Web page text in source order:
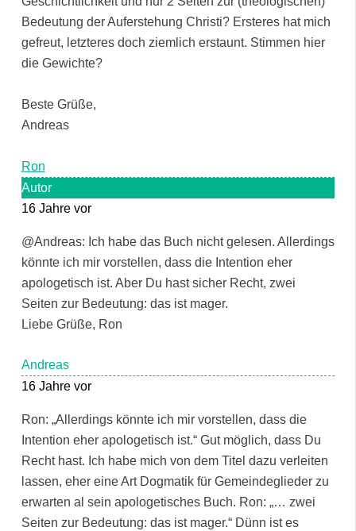
Bedeutung der Auferstehung Christi? Ersteres hat mich
gefreut, letzteres doch ziemlich erstaunt. Stimmen hier
die Gewichte?
Beste Grüße,
Andreas
Ron
Autor
16 Jahre vor
@Andreas: Ich habe das Buch nicht gelesen. Allerdings
könnte ich mir vorstellen, dass die Intention eher
apologetisch ist. Aber Du hast sicher Recht, zwei
Seiten zur Bedeutung: das ist mager.
Liebe Grüße, Ron
Andreas
16 Jahre vor
Ron: „Allerdings könnte ich mir vorstellen, dass die
Intention eher apologetisch ist.“ Gut möglich, dass Du
Recht hast. Ich habe mich von dem Titel dazu verleiten
lassen, eher eine Art Dogmatik für Gemeindeglieder zu
erwarten al sein apologetisches Buch. Ron: „… zwei
Seiten zur Bedeutung: das ist mager.“ Dünn ist es